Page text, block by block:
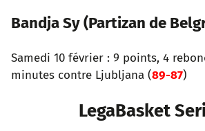
Bandja Sy (Partizan de
Samedi 10 février : 9 points, 4
minutes contre Ljubljana (89-87)
LegaBasket